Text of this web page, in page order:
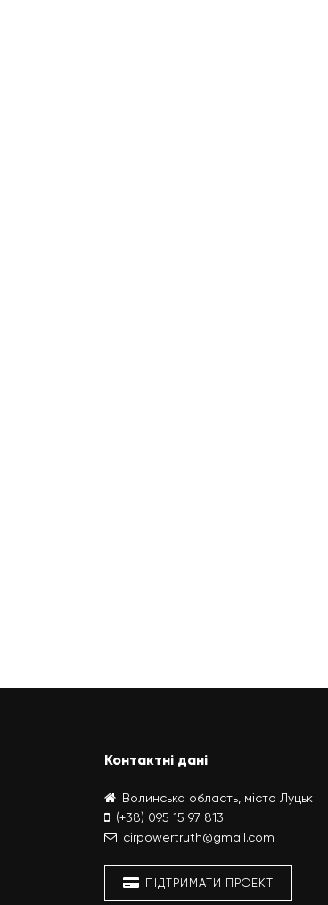
Контактні дані
Волинська область, місто Луцьк
(+38) 095 15 97 813
cirpowertruth@gmail.com
ПІДТРИМАТИ ПРОЕКТ